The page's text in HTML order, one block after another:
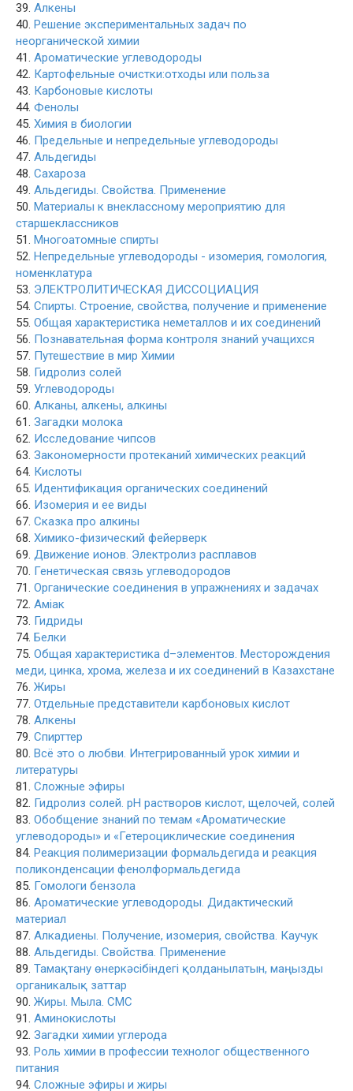
39. Алкены
40. Решение экспериментальных задач по
неорганической химии
41. Ароматические углеводороды
42. Картофельные очистки:отходы или польза
43. Карбоновые кислоты
44. Фенолы
45. Химия в биологии
46. Предельные и непредельные углеводороды
47. Альдегиды
48. Сахароза
49. Альдегиды. Свойства. Применение
50. Материалы к внеклассному мероприятию для
старшеклассников
51. Многоатомные спирты
52. Непредельные углеводороды - изомерия, гомология,
номенклатура
53. ЭЛЕКТРОЛИТИЧЕСКАЯ ДИССОЦИАЦИЯ
54. Спирты. Строение, свойства, получение и применение
55. Общая характеристика неметаллов и их соединений
56. Познавательная форма контроля знаний учащихся
57. Путешествие в мир Химии
58. Гидролиз солей
59. Углеводороды
60. Алканы, алкены, алкины
61. Загадки молока
62. Исследование чипсов
63. Закономерности протеканий химических реакций
64. Кислоты
65. Идентификация органических соединений
66. Изомерия и ее виды
67. Сказка про алкины
68. Химико-физический фейерверк
69. Движение ионов. Электролиз расплавов
70. Генетическая связь углеводородов
71. Органические соединения в упражнениях и задачах
72. Аміак
73. Гидриды
74. Белки
75. Общая характеристика d–элементов. Месторождения
меди, цинка, хрома, железа и их соединений в Казахстане
76. Жиры
77. Отдельные представители карбоновых кислот
78. Алкены
79. Спирттер
80. Всё это о любви. Интегрированный урок химии и
литературы
81. Сложные эфиры
82. Гидролиз солей. рН растворов кислот, щелочей, солей
83. Обобщение знаний по темам «Ароматические
углеводороды» и «Гетероциклические соединения
84. Реакция полимеризации формальдегида и реакция
поликонденсации фенолформальдегида
85. Гомологи бензола
86. Ароматические углеводороды. Дидактический
материал
87. Алкадиены. Получение, изомерия, свойства. Каучук
88. Альдегиды. Свойства. Применение
89. Тамақтану өнеркәсібіндегі қолданылатын, маңызды
органикалық заттар
90. Жиры. Мыла. СМС
91. Аминокислоты
92. Загадки химии углерода
93. Роль химии в профессии технолог общественного
питания
94. Сложные эфиры и жиры